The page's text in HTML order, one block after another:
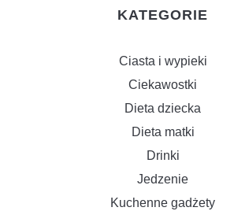
KATEGORIE
Ciasta i wypieki
Ciekawostki
Dieta dziecka
Dieta matki
Drinki
Jedzenie
Kuchenne gadżety